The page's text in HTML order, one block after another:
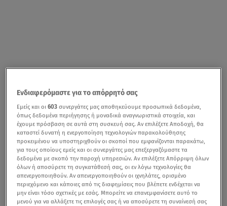
Ενδιαφερόμαστε για το απόρρητό σας
Εμείς και οι603 συνεργάτες μας αποθηκεύουμε προσωπικά δεδομένα,
όπως δεδομένα περιήγησης ή μοναδικά αναγνωριστικά στοιχεία, και
έχουμε πρόσβαση σε αυτά στη συσκευή σας. Αν επιλέξετε Αποδοχή, θα
καταστεί δυνατή η ενεργοποίηση τεχνολογιών παρακολούθησης
προκειμένου να υποστηριχθούν οι σκοποί που εμφανίζονται παρακάτω,
για τους οποίους εμείς και οι συνεργάτες μας επεξεργαζόμαστε τα
δεδομένα με σκοπό την παροχή υπηρεσιών. Αν επιλέξετε Απόρριψη όλων
όλων ή αποσύρετε τη συγκατάθεσή σας, οι εν λόγω τεχνολογίες θα
απενεργοποιηθούν. Αν απενεργοποιηθούν οι ιχνηλάτες, ορισμένο
περιεχόμενο και κάποιες από τις διαφημίσεις που βλέπετε ενδέχεται να
μην είναι τόσο σχετικές με εσάς. Μπορείτε να επανεμφανίσετε αυτό το
μενού για να αλλάξετε τις επιλογές σας ή να αποσύρετε τη συναίνεσή σας